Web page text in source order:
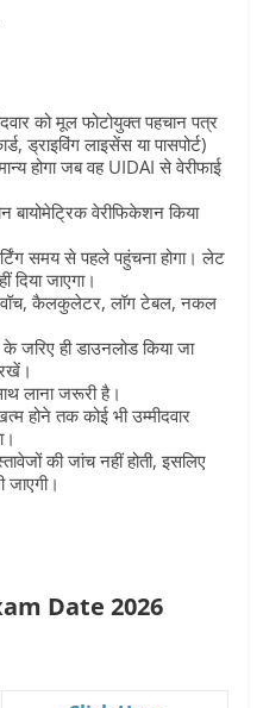
को मूल फोटोयुक्त पहचान पत्र
ड्राइविंग लाइसेंस या पासपोर्ट)
होगा जब वह UIDAI से वेरीफाई
बायोमेट्रिक वेरीफिकेशन किया
समय से पहले पहुंचना होगा। लेट
दिया जाएगा।
कैलकुलेटर, लॉग टेबल, नकल
ही डाउनलोड किया जा
लाना जरूरी है।
होने तक कोई भी उम्मीदवार
की जांच नहीं होती, इसलिए
जाएगी।
Date 2026